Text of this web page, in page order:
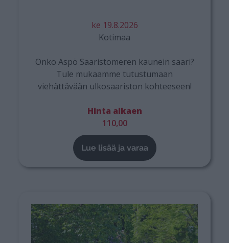
ke 19.8.2026
Kotimaa
Onko Aspö Saaristomeren kaunein saari?
Tule mukaamme tutustumaan
viehättävään ulkosaariston kohteeseen!
Hinta alkaen
110,00
Lue lisää ja varaa